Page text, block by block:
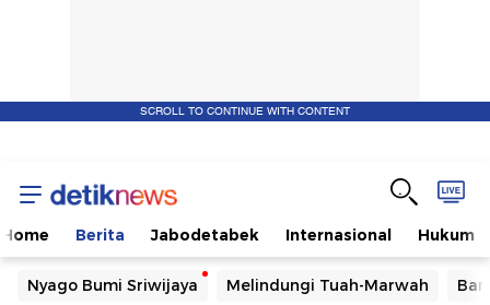
SCROLL TO CONTINUE WITH CONTENT
Home Berita Jabodetabek Internasional Hukum
Nyago Bumi Sriwijaya Melindungi Tuah-Marwah